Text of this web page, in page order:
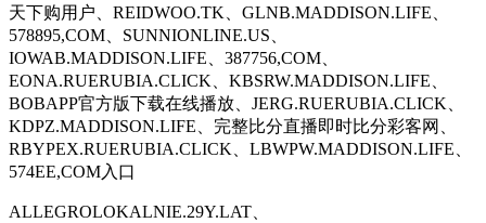
天下购用户、REIDWOO.TK、GLNB.MADDISON.LIFE、
578895,COM、SUNNIONLINE.US、
IOWAB.MADDISON.LIFE、387756,COM、
EONA.RUERUBIA.CLICK、KBSRW.MADDISON.LIFE、
BOBAPP官方版下载在线播放、JERG.RUERUBIA.CLICK、
KDPZ.MADDISON.LIFE、完整比分直播即时比分彩客网、
RBYPEX.RUERUBIA.CLICK、LBWPW.MADDISON.LIFE、
574EE,COM入口
ALLEGROLOKALNIE.29Y.LAT、